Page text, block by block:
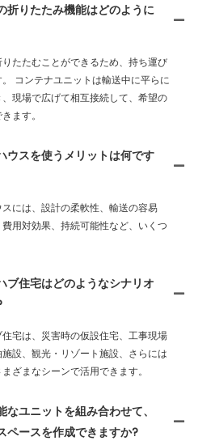
折りたたみ機能はどのように
たたむことができるため、持ち運び
コンテナユニットは輸送中に平らに
現場で広げて相互接続して、希望の
ます。
ウスを使うメリットは何です
には、設計の柔軟性、輸送の容易
用対効果、持続可能性など、いくつ
ブ住宅はどのようなシナリオ
宅は、災害時の仮設住宅、工事現場
設、観光・リゾート施設、さらには
ざまなシーンで活用できます。
ユニットを組み合わせて、
ペースを作成できますか?